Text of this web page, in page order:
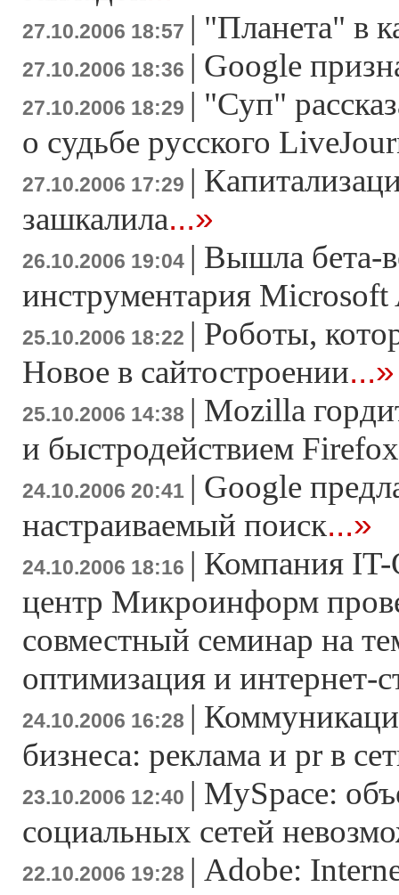
27.10.2006 18:57 | "Планета" в
27.10.2006 18:36 | Google
27.10.2006 18:29 | "Суп"
о судьбе русского
27.10.2006 17:29 |
зашкалила...»
26.10.2006 19:04 | Вышла бета-
инструментария Microsoft
25.10.2006 18:22 | Роботы,
Новое в сайтостроении...»
25.10.2006 14:38 | Mozilla
и быстродействием
24.10.2006 20:41 | Google
настраиваемый поиск...»
24.10.2006 18:16 | Компания
центр Микроинформ
совместный семинар на
оптимизация и интернет-
24.10.2006 16:28 |
бизнеса: реклама и pr в
23.10.2006 12:40 | MySpace:
социальных сетей
22.10.2006 19:28 | Adobe: